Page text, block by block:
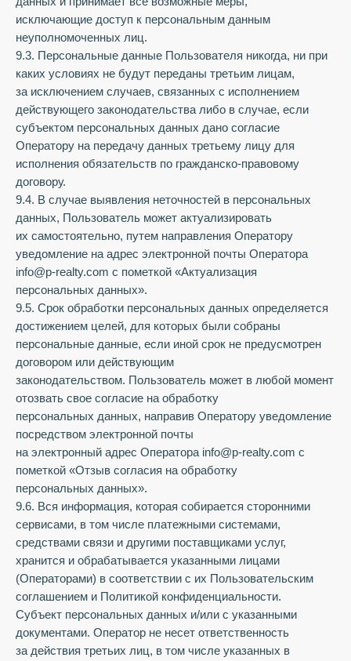
исключающие доступ к персональным данным
неуполномоченных лиц.
9.3. Персональные данные Пользователя никогда, ни при
каких условиях не будут переданы третьим лицам,
за исключением случаев, связанных с исполнением
действующего законодательства либо в случае, если
субъектом персональных данных дано согласие
Оператору на передачу данных третьему лицу для
исполнения обязательств по гражданско-правовому
договору.
9.4. В случае выявления неточностей в персональных
данных, Пользователь может актуализировать
их самостоятельно, путем направления Оператору
уведомление на адрес электронной почты Оператора
info@p-realty.com с пометкой «Актуализация
персональных данных».
9.5. Срок обработки персональных данных определяется
достижением целей, для которых были собраны
персональные данные, если иной срок не предусмотрен
договором или действующим
законодательством. Пользователь может в любой момент
отозвать свое согласие на обработку
персональных данных, направив Оператору уведомление
посредством электронной почты
на электронный адрес Оператора info@p-realty.com с
пометкой «Отзыв согласия на обработку
персональных данных».
9.6. Вся информация, которая собирается сторонними
сервисами, в том числе платежными системами,
средствами связи и другими поставщиками услуг,
хранится и обрабатывается указанными лицами
(Операторами) в соответствии с их Пользовательским
соглашением и Политикой конфиденциальности.
Субъект персональных данных и/или с указанными
документами. Оператор не несет ответственность
за действия третьих лиц, в том числе указанных в